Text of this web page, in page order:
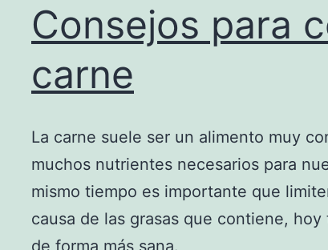
Consejos para
carne
La carne suele ser un alimento muy
muchos nutrientes necesarios para
mismo tiempo es importante que
causa de las grasas que contiene,
de forma más sana.